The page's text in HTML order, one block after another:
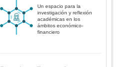
Un espacio para la
investigación y reflexión
académicas en los
ámbitos económico-
financiero